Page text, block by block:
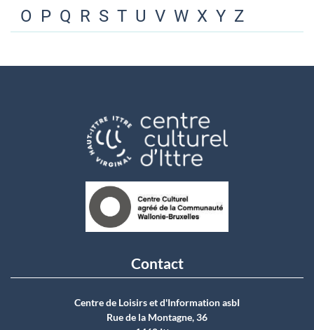
O P Q R S T U V W X Y Z
Contact
Centre de Loisirs et d'Information asbI
Rue de la Montagne, 36